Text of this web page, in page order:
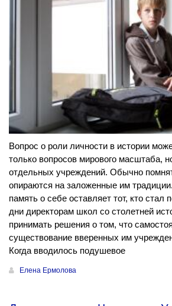
Вопрос о роли личности в истории
только вопросов мирового масштаба,
отдельных учреждений. Обычно
опираются на заложенные им
память о себе оставляет тот, кто
дни директорам школ со столетней
принимать решения о том, что
существование вверенных им
Когда вводилось подушевое
Елена Ермолова